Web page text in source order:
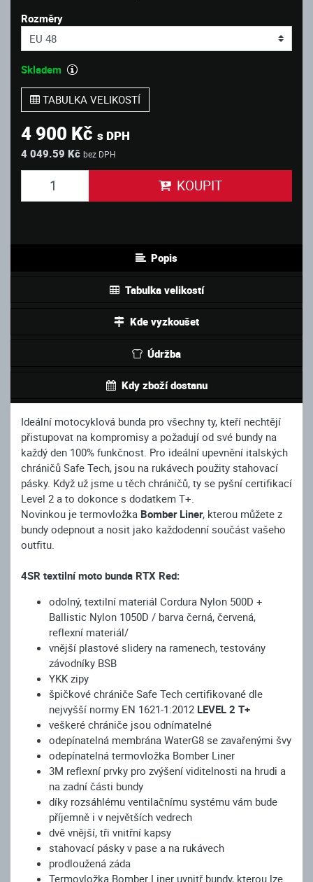
Rozměry
Skladem
TABULKA VELIKOSTÍ
4 900 Kč s DPH
4 049.59 Kč bez DPH
KOUPIT
Popis
Tabulka velikostí
Kde vyzkoušet
Údržba
Kdy zboží dostanu
Ideální motocyklová bunda pro všechny ty, kteří nechtějí
přistupovat na kompromisy a požadují od své bundy na
každý den 100% funkčnost. Pro ideální upevnění italských
chráničů Safe Tech, jsou na rukávech použity stahovací
pásky. Když už jsme u těch chráničů, ty se pyšní certifikací
Level 2 a to dokonce s dodatkem T+.
Novinkou je termovložka Bomber Liner, kterou můžete z
bundy odepnout a nosit jako každodenní součást vašeho
outfitu.
4SR textilní moto bunda RTX Red:
odolný, textilní materiál Cordura Nylon 500D +
Ballistic Nylon 1050D / barva černá, červená,
reflexní materiál/
vnější plastové slidery na ramenech, testovány
závodníky BSB
YKK zipy
špičkové chrániče Safe Tech certifikované dle
nejvyšší normy EN 1621-1:2012 LEVEL 2 T+
veškeré chrániče jsou odnímatelné
odepínatelná membrána WaterG8 se zavařenými švy
odepínatelná termovložka Bomber Liner
3M reflexní prvky pro zvýšení viditelnosti na hrudi a
na zadní části bundy
díky rozsáhlému ventilačnímu systému vám bude
příjemně i v největších vedrech
dvě vnější, tři vnitřní kapsy
stahovací pásky v pase a na rukávech
prodloužená záda
Termovložka Bomber Liner uvnitř bundy, kterou lze